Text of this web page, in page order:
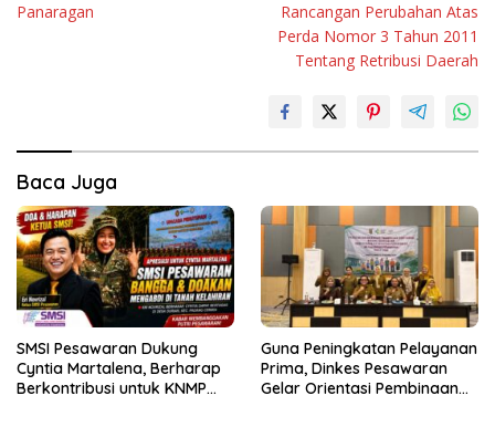
Panaragan
Rancangan Perubahan Atas
Perda Nomor 3 Tahun 2011
Tentang Retribusi Daerah
Baca Juga
SMSI Pesawaran Dukung
Cyntia Martalena, Berharap
Berkontribusi untuk KNMP
Guna Peningkatan Pelayanan
Prima, Dinkes Pesawaran
Gelar Orientasi Pembinaan